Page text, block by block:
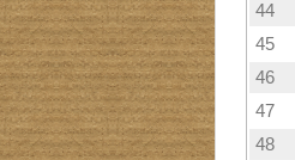
44
45
46
47
48